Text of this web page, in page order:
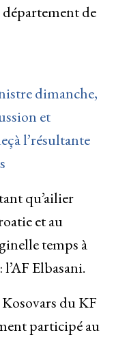
de
dimanche,
et
l’résultante
qu’ailier
et au
temps à
Elbasani.
du KF
participé au